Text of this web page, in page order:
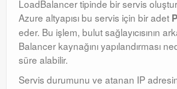
LoadBalancer tipinde bir servis
Azure altyapısı bu servis için bir adet
eder. Bu işlem, bulut sağlayıcısının
Balancer kaynağını yapılandırması
süre alabilir.
Servis durumunu ve atanan IP